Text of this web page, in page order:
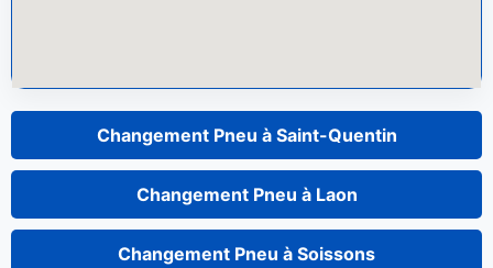
Changement Pneu à Saint-Quentin
Changement Pneu à Laon
Changement Pneu à Soissons